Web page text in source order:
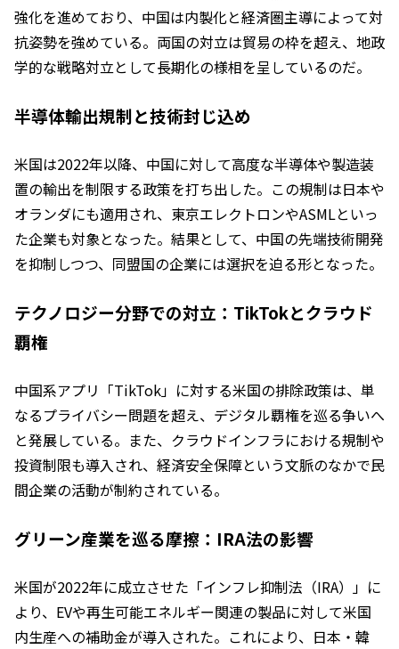
強化を進めており、中国は内製化と経済圏主導によって対
抗姿勢を強めている。両国の対立は貿易の枠を超え、地政
学的な戦略対立として長期化の様相を呈しているのだ。
半導体輸出規制と技術封じ込め
米国は2022年以降、中国に対して高度な半導体や製造装
置の輸出を制限する政策を打ち出した。この規制は日本や
オランダにも適用され、東京エレクトロンやASMLといっ
た企業も対象となった。結果として、中国の先端技術開発
を抑制しつつ、同盟国の企業には選択を迫る形となった。
テクノロジー分野での対立：TikTokとクラウド
覇権
中国系アプリ「TikTok」に対する米国の排除政策は、単
なるプライバシー問題を超え、デジタル覇権を巡る争いへ
と発展している。また、クラウドインフラにおける規制や
投資制限も導入され、経済安全保障という文脈のなかで民
間企業の活動が制約されている。
グリーン産業を巡る摩擦：IRA法の影響
米国が2022年に成立させた「インフレ抑制法（IRA）」に
より、EVや再生可能エネルギー関連の製品に対して米国
内生産への補助金が導入された。これにより、日本・韓